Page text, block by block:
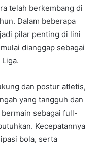
telah berkembang di
Dalam beberapa
pilar penting di lini
dianggap sebagai
dan postur atletis,
yang tangguh dan
sebagai full-
Kecepatannya
bola, serta